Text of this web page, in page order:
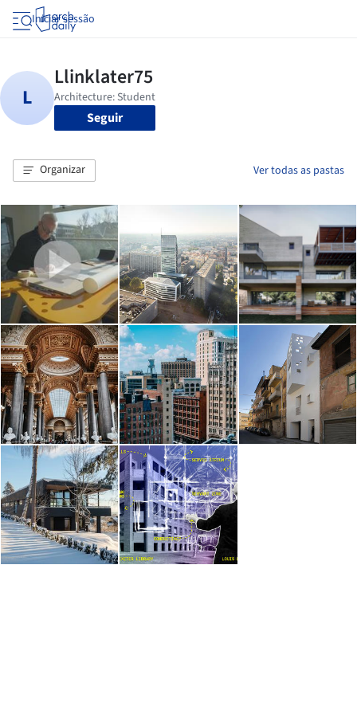
Iniciar sessão
Seguir
Organizar Ver todas as pastas